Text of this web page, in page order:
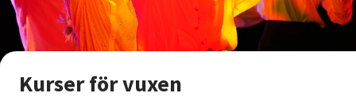
Kurser för vuxen